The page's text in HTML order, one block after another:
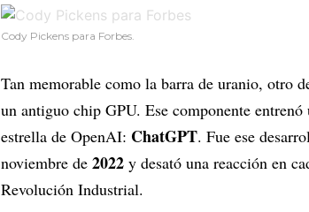
Cody Pickens para Forbes.
Tan memorable como la barra de uranio, otro
un antiguo chip GPU. Ese componente
estrella de OpenAI: ChatGPT. Fue ese
noviembre de 2022 y desató una reacción en
Revolución Industrial.